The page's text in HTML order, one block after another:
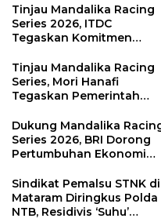
Sirkuit, Bukan Jalan Raya
Tinjau Mandalika Racing
Series 2026, ITDC
Tegaskan Komitmen
Dampak Ekonomi
Kawasan
Tinjau Mandalika Racing
Series, Mori Hanafi
Tegaskan Pemerintah
NTB
Dukung Mandalika
Series 2026, BRI Dorong
Pertumbuhan Ekonomi
Sindikat Pemalsu STNK di
Mataram Diringkus Polda
NTB, Residivis ‘Suhu’